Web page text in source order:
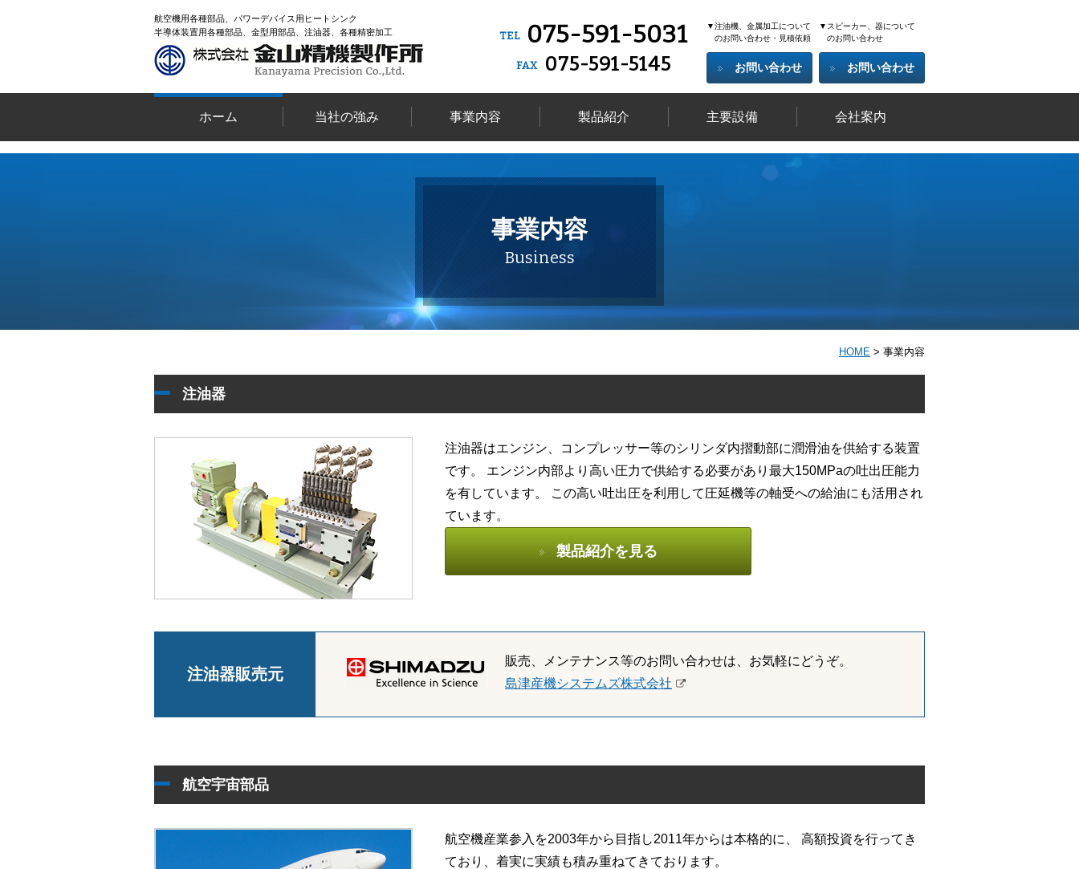
航空機用各種部品、パワーデバイス用ヒートシンク
半導体装置用各種部品、金型用部品、注油器、各種精密加工
TEL 075-591-5031
FAX 075-591-5145
▼注油機、金属加工について
のお問い合わせ・見積依頼
お問い合わせ
▼スピーカー、器について
のお問い合わせ
お問い合わせ
ホーム 当社の強み 事業内容 製品紹介 主要設備 会社案内
事業内容
Business
HOME > 事業内容
注油器
注油器はエンジン、コンプレッサー等のシリンダ内摺動部に潤滑油を供給する装置
です。 エンジン内部より高い圧力で供給する必要があり最大150MPaの吐出圧能力
を有しています。 この高い吐出圧を利用して圧延機等の軸受への給油にも活用され
ています。
製品紹介を見る
注油器販売元
販売、メンテナンス等のお問い合わせは、お気軽にどうぞ。
島津産機システムズ株式会社
航空宇宙部品
航空機産業参入を2003年から目指し2011年からは本格的に、 高額投資を行ってき
ており、着実に実績も積み重ねてきております。